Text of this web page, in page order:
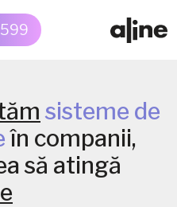
sisteme de
în companii,
să atingă